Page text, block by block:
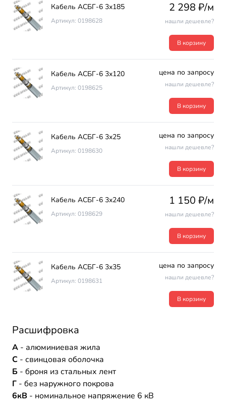
Кабель АСБГ-6 3х185
Артикул: 0198628
2 298 ₽/м
нашли дешевле?
В корзину
Кабель АСБГ-6 3х120
Артикул: 0198625
цена по запросу
нашли дешевле?
В корзину
Кабель АСБГ-6 3х25
Артикул: 0198630
цена по запросу
нашли дешевле?
В корзину
Кабель АСБГ-6 3х240
Артикул: 0198629
1 150 ₽/м
нашли дешевле?
В корзину
Кабель АСБГ-6 3х35
Артикул: 0198631
цена по запросу
нашли дешевле?
В корзину
Расшифровка
А - алюминиевая жила
С - свинцовая оболочка
Б - броня из стальных лент
Г - без наружного покрова
6кВ - номинальное напряжение 6 кВ